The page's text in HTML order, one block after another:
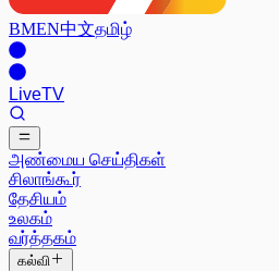
BMEN中文தமிழ்
LiveTV
அண்மைய செய்திகள்
சிலாங்கூர்
தேசியம்
உலகம்
வர்த்தகம்
கல்வி